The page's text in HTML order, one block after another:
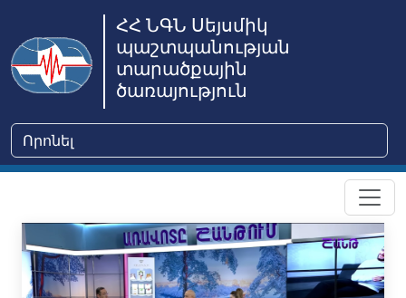
ՀՀ ՆԳՆ Սեյսմիկ
պաշտպանության
տարածքային
ծառայություն